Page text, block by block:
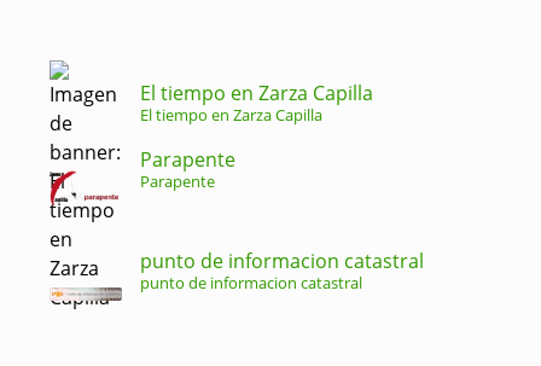
El tiempo en Zarza Capilla
El tiempo en Zarza Capilla
Parapente
Parapente
punto de informacion catastral
punto de informacion catastral